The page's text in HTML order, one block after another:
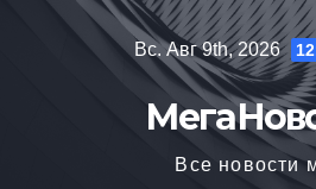
Вс. Авг 9th, 2026
Все новости